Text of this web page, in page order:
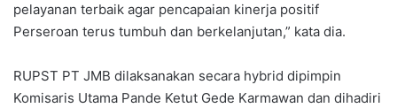
pelayanan terbaik agar pencapaian kinerja positif
Perseroan terus tumbuh dan berkelanjutan,” kata dia.
RUPST PT JMB dilaksanakan secara hybrid dipimpin
Komisaris Utama Pande Ketut Gede Karmawan dan dihadiri